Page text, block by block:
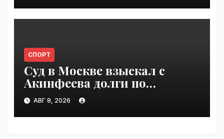
СПОРТ
Суд в Москве взыскал с
Акинфеева долги по
коммунальным платежам |
VseTime.ru
АВГ 8, 2026